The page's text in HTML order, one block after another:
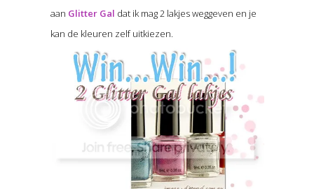
aan Glitter Gal dat ik mag 2 lakjes weggeven en je
kan de kleuren zelf uitkiezen.